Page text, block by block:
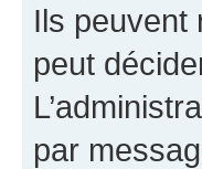
Ils peuvent
peut
par